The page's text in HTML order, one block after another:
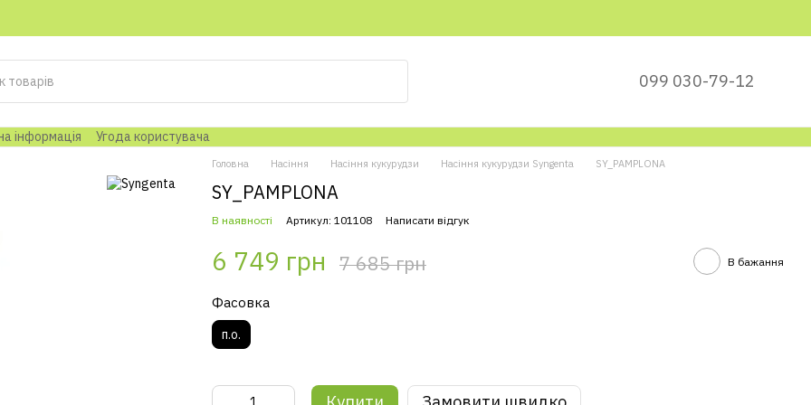
099 030-79-12
інформація Угода користувача
Головна Насіння Насіння кукурудзи Насіння кукурудзи Syngenta SY_PAMPLONA
SY_PAMPLONA
В наявності Артикул: 101108 Написати відгук
6 749 грн 7 685 грн В бажання
Фасовка
п.о.